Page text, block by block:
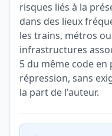
risques liés à la
dans des lieux
les trains, métros
infrastructures
5 du même code en
répression, sans
la part de l'auteur.